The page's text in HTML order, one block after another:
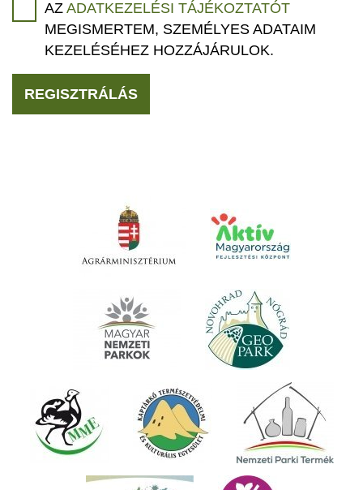
AZ ADATKEZELÉSI TÁJÉKOZTATÓT
MEGISMERTEM, SZEMÉLYES ADATAIM
KEZELÉSÉHEZ HOZZÁJÁRULOK.
REGISZTRÁLÁS